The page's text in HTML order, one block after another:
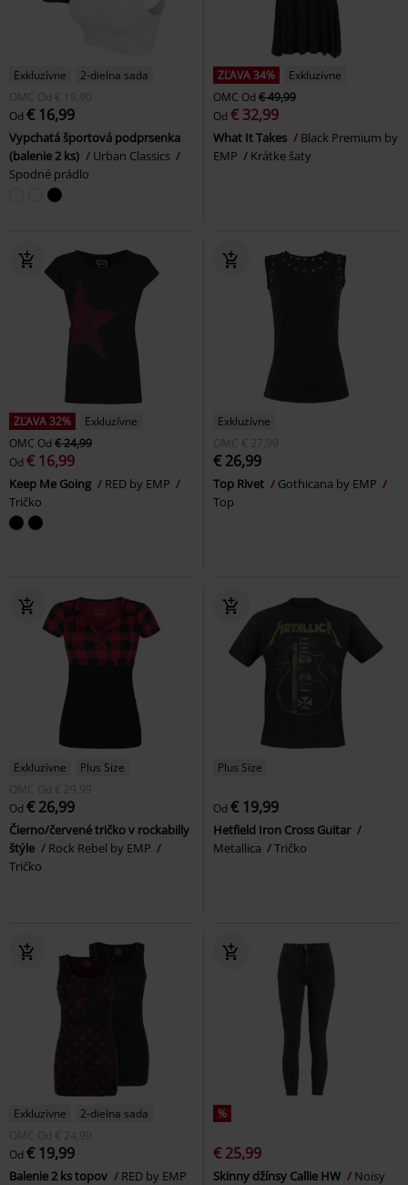
Exkluzívne
2-dielna sada
OMC Od € 19,90
Od € 16,99
Vypchatá športová podprsenka
(balenie 2 ks)
Urban Classics
Spodné prádlo
ZĽAVA 34%
Exkluzívne
OMC Od € 49,99
Od € 32,99
What It Takes
Black Premium by
EMP
Krátke šaty
ZĽAVA 32%
Exkluzívne
OMC Od € 24,99
Od € 16,99
Keep Me Going
RED by EMP
Tričko
Exkluzívne
OMC € 27,99
€ 26,99
Top Rivet
Gothicana by EMP
Top
Exkluzívne
Plus Size
OMC Od € 29,99
Od € 26,99
Čierno/červené tričko v rockabilly
štýle
Rock Rebel by EMP
Tričko
Plus Size
Od € 19,99
Hetfield Iron Cross Guitar
Metallica
Tričko
Exkluzívne
2-dielna sada
OMC Od € 24,99
Od € 19,99
Balenie 2 ks topov
RED by EMP
%
€ 25,99
Skinny džínsy Callie HW
Noisy